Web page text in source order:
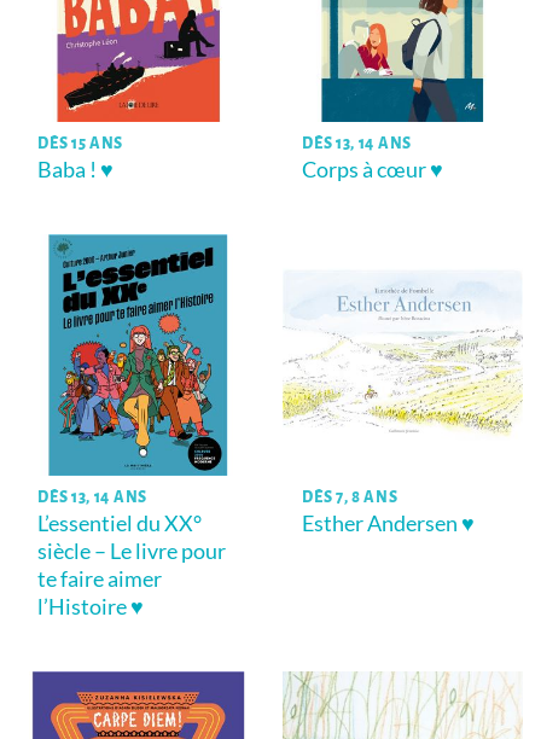
DÈS 15 ANS
Baba ! ♥
DÈS 13, 14 ANS
Corps à cœur ♥
DÈS 13, 14 ANS
L’essentiel du XX°
siècle – Le livre pour
te faire aimer
l’Histoire ♥
DÈS 7, 8 ANS
Esther Andersen ♥